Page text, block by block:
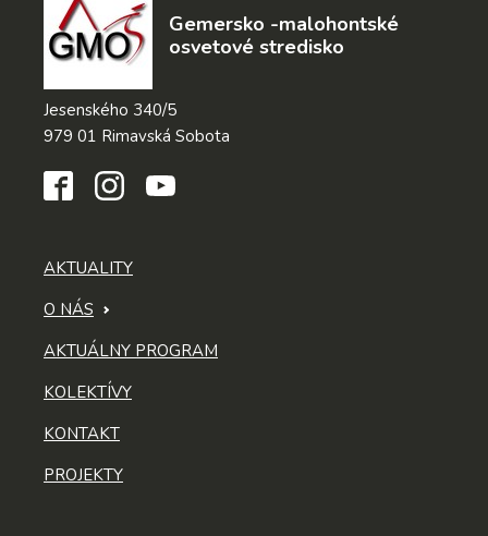
Gemersko -malohontské
osvetové stredisko
Jesenského 340/5
979 01 Rimavská Sobota
AKTUALITY
O NÁS
AKTUÁLNY PROGRAM
KOLEKTÍVY
KONTAKT
PROJEKTY